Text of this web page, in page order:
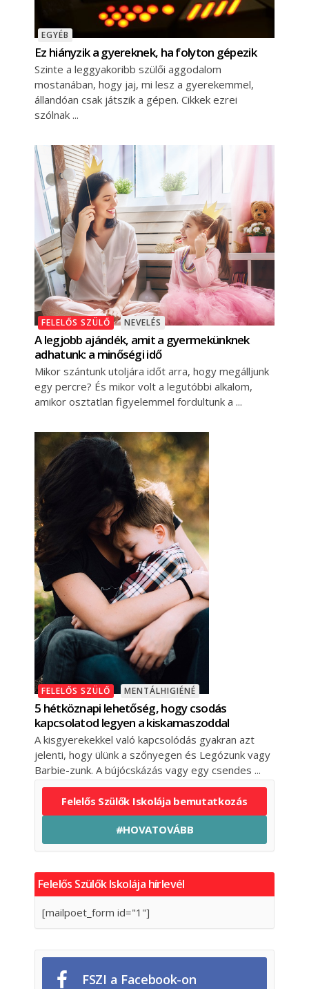
EGYÉB
Ez hiányzik a gyereknek, ha folyton gépezik
Szinte a leggyakoribb szülői aggodalom
mostanában, hogy jaj, mi lesz a gyerekemmel,
állandóan csak játszik a gépen. Cikkek ezrei
szólnak
FELELŐS SZÜLŐ NEVELÉS
A legjobb ajándék, amit a gyermekünknek
adhatunk: a minőségi idő
Mikor szántunk utoljára időt arra, hogy megálljunk
egy percre? És mikor volt a legutóbbi alkalom,
amikor osztatlan figyelemmel fordultunk a
FELELŐS SZÜLŐ MENTÁLHIGIÉNÉ
5 hétköznapi lehetőség, hogy csodás
kapcsolatod legyen a kiskamaszoddal
A kisgyerekekkel való kapcsolódás gyakran azt
jelenti, hogy ülünk a szőnyegen és Legózunk vagy
Barbie-zunk. A bújócskázás vagy egy csendes
Felelős Szülők Iskolája bemutatkozás
#HOVATOVÁBB
Felelős Szülők Iskolája hírlevél
[mailpoet_form id="1"]
FSZI a Facebook-on